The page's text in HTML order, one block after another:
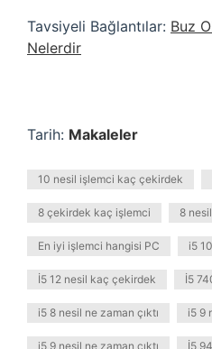
Tavsiyeli Bağlantılar: Buz
Nelerdir
Tarih: Makaleler
10 nesil işlemci kaç çekirdek
8 çekirdek kaç işlemci 8
En iyi işlemci hangisi PC i5
İ5 12 nesil kaç çekirdek İ5
i5 8 nesil ne zaman çıktı i5 9
i5 9 nesil ne zaman çıktı İ5